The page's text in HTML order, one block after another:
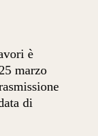
è
marzo
di